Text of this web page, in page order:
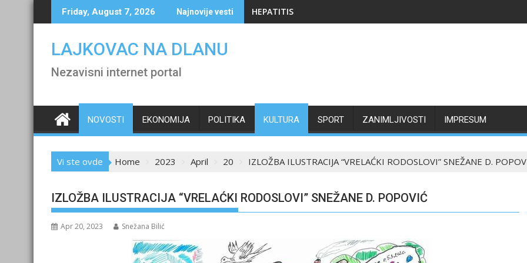
to
Friday, August 7, 2026 Najnovije vesti HEPATITIS
LAJKOVAC NA DLANU
Nezavisni internet portal
NOVOSTI EKONOMIJA POLITIKA KULTURA SPORT ZANIMLJIVOSTI IMPRESUM
Vi ste ovde Home 2023 April 20 IZLOŽBA ILUSTRACIJA “VRELAĆKI RODOSLOVI” SNEŽANE D.
IZLOŽBA ILUSTRACIJA “VRELAĆKI RODOSLOVI” SNEŽANE D. POPOVIĆ
Apr 20, 2023 Snežana Bilić